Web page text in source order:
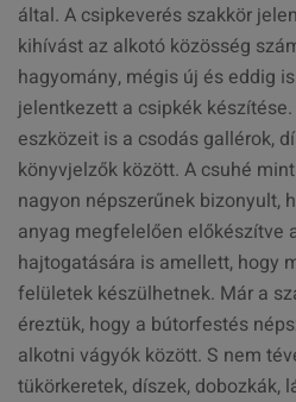
által. A csipkeverés szakkör
kihívást az alkotó közösség
hagyomány, mégis új és eddig
jelentkezett a csipkék
eszközeit is a csodás gallérok,
könyvjelzők között. A csuhé
nagyon népszerűnek bizonyult,
anyag megfelelően előkészítve
hajtogatására is amellett, hogy
felületek készülhetnek. Már a
éreztük, hogy a bútorfestés
alkotni vágyók között. S nem
tükörkeretek, díszek, dobozkák,